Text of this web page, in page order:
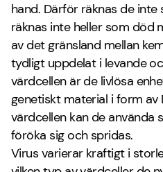
hand. Därför räknas de inte
räknas inte heller som död
av det gränsland mellan
tydligt uppdelat i levande
värdcellen är de livlösa
genetiskt material i form av
värdcellen kan de använda
föröka sig och spridas.
Virus varierar kraftigt i